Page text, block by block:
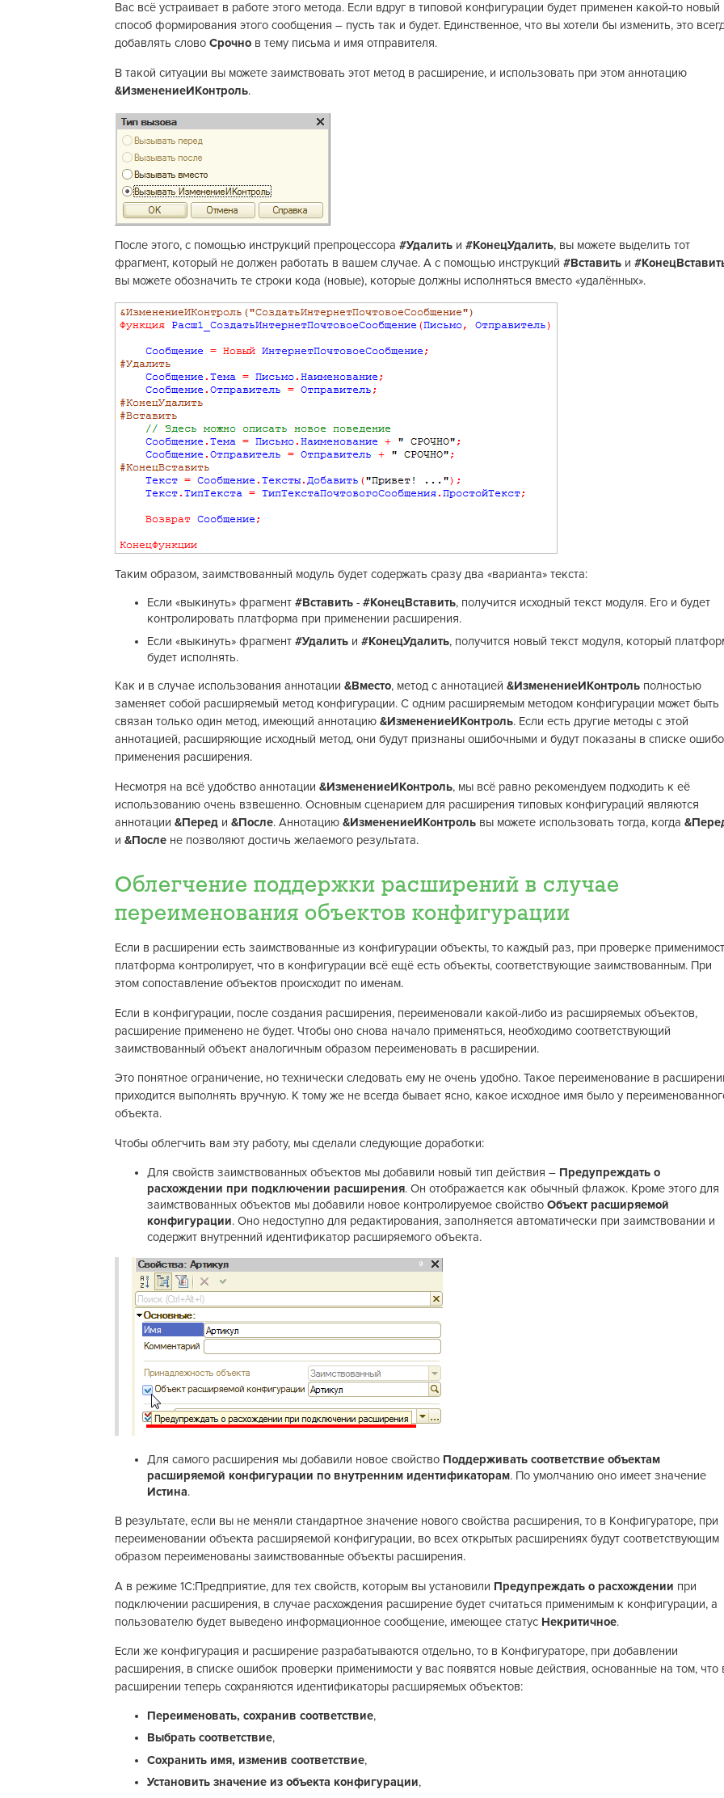
Вас всё устраивает в работе этого метода. Если вдруг в типовой конфигурации будет применен какой-то новый
способ формирования этого сообщения – пусть так и будет. Единственное, что вы хотели бы изменить, это
добавлять слово Срочно в тему письма и имя отправителя.
В такой ситуации вы можете заимствовать этот метод в расширение, и использовать при этом аннотацию
&ИзменениеИКонтроль.
После этого, с помощью инструкций препроцессора #Удалить и #КонецУдалить, вы можете выделить тот
фрагмент, который не должен работать в вашем случае. А с помощью инструкций #Вставить и
вы можете обозначить те строки кода (новые), которые должны исполняться вместо «удалённых».
Таким образом, заимствованный модуль будет содержать сразу два «варианта» текста:
Если «выкинуть» фрагмент #Вставить - #КонецВставить, получится исходный текст модуля. Его и будет
контролировать платформа при применении расширения.
Если «выкинуть» фрагмент #Удалить и #КонецУдалить, получится новый текст модуля, который
будет исполнять.
Как и в случае использования аннотации &Вместо, метод с аннотацией &ИзменениеИКонтроль полностью
заменяет собой расширяемый метод конфигурации. С одним расширяемым методом конфигурации может быть
связан только один метод, имеющий аннотацию &ИзменениеИКонтроль. Если есть другие методы с этой
аннотацией, расширяющие исходный метод, они будут признаны ошибочными и будут показаны в списке
применения расширения.
Несмотря на всё удобство аннотации &ИзменениеИКонтроль, мы всё равно рекомендуем подходить к её
использованию очень взвешенно. Основным сценарием для расширения типовых конфигураций являются
аннотации &Перед и &После. Аннотацию &ИзменениеИКонтроль вы можете использовать тогда, когда
и &После не позволяют достичь желаемого результата.
Облегчение поддержки расширений в случае
переименования объектов конфигурации
Если в расширении есть заимствованные из конфигурации объекты, то каждый раз, при проверке
платформа контролирует, что в конфигурации всё ещё есть объекты, соответствующие заимствованным. При
этом сопоставление объектов происходит по именам.
Если в конфигурации, после создания расширения, переименовали какой-либо из расширяемых объектов,
расширение применено не будет. Чтобы оно снова начало применяться, необходимо соответствующий
заимствованный объект аналогичным образом переименовать в расширении.
Это понятное ограничение, но технически следовать ему не очень удобно. Такое переименование в
приходится выполнять вручную. К тому же не всегда бывает ясно, какое исходное имя было у
объекта.
Чтобы облегчить вам эту работу, мы сделали следующие доработки:
Для свойств заимствованных объектов мы добавили новый тип действия – Предупреждать о
расхождении при подключении расширения. Он отображается как обычный флажок. Кроме этого для
заимствованных объектов мы добавили новое контролируемое свойство Объект расширяемой
конфигурации. Оно недоступно для редактирования, заполняется автоматически при заимствовании и
содержит внутренний идентификатор расширяемого объекта.
Для самого расширения мы добавили новое свойство Поддерживать соответствие объектам
расширяемой конфигурации по внутренним идентификаторам. По умолчанию оно имеет значение
Истина.
В результате, если вы не меняли стандартное значение нового свойства расширения, то в Конфигураторе, при
переименовании объекта расширяемой конфигурации, во всех открытых расширениях будут соответствующим
образом переименованы заимствованные объекты расширения.
А в режиме 1С:Предприятие, для тех свойств, которым вы установили Предупреждать о расхождении при
подключении расширения, в случае расхождения расширение будет считаться применимым к конфигурации, а
пользователю будет выведено информационное сообщение, имеющее статус Некритичное.
Если же конфигурация и расширение разрабатываются отдельно, то в Конфигураторе, при добавлении
расширения, в списке ошибок проверки применимости у вас появятся новые действия, основанные на том, что
расширении теперь сохраняются идентификаторы расширяемых объектов:
Переименовать, сохранив соответствие,
Выбрать соответствие,
Сохранить имя, изменив соответствие,
Установить значение из объекта конфигурации,